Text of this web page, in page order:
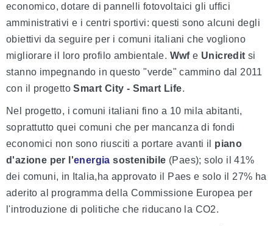
economico, dotare di pannelli fotovoltaici gli uffici
amministrativi e i centri sportivi: questi sono alcuni degli
obiettivi da seguire per i comuni italiani che vogliono
migliorare il loro profilo ambientale. Wwfe Unicredit si
stanno impegnando in questo "verde" cammino dal 2011
con il progettoSmart City - Smart Life.
Nel progetto, i comuni italiani fino a 10 mila abitanti,
soprattutto quei comuni che per mancanza di fondi
economici non sono riusciti a portare avanti il piano
d'azione per l'energia sostenibile (Paes); solo il 41%
dei comuni, in Italia,ha approvato il Paes e solo il 27% ha
aderito al programma della Commissione Europea per
l'introduzione di politiche che riducano la CO2.